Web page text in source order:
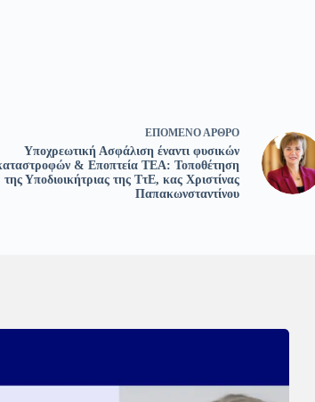
ΕΠΌΜΕΝΟΆΡΘΡΟ
Υποχρεωτική Ασφάλιση έναντι φυσικών
& Εποπτεία ΤΕΑ: Τοποθέτηση
της Υποδιοικήτριας της ΤτΕ, κας Χριστίνας
Παπακωνσταντίνου